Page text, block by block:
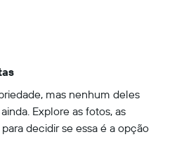
mas nenhum deles
Explore as fotos, as
decidir se essa é a opção